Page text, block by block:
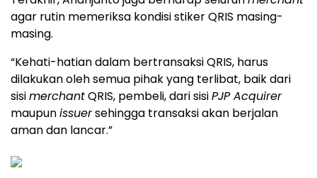
agar rutin memeriksa kondisi stiker QRIS masing-
masing.
“Kehati-hatian dalam bertransaksi QRIS, harus
dilakukan oleh semua pihak yang terlibat, baik dari
sisimerchantQRIS, pembeli, dari sisiPJP Acquirer
maupunissuersehingga transaksi akan berjalan
aman dan lancar.”